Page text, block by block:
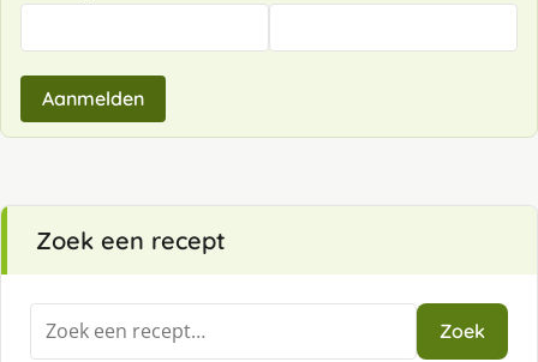
Aanmelden
Zoek een recept
Zoeken
naar:
Zoek